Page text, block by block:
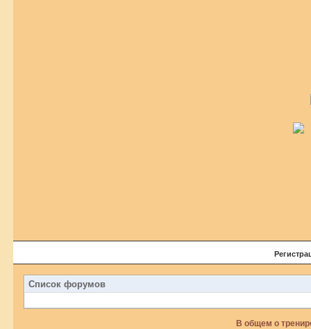
Список форумов
В общем о